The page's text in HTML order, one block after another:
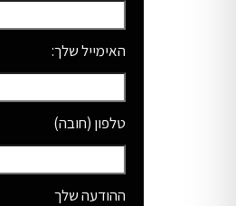
צילומי חופה
צילום
צילום כנסים
צילום
צילום נכסים
צלם בתים
האימייל שלך:
טלפון (חובה)
ההודעה שלך